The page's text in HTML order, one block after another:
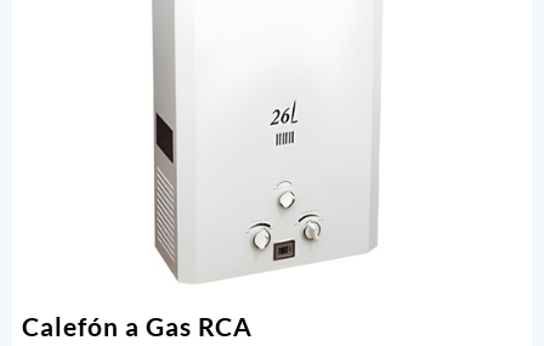
Calefón a Gas RCA